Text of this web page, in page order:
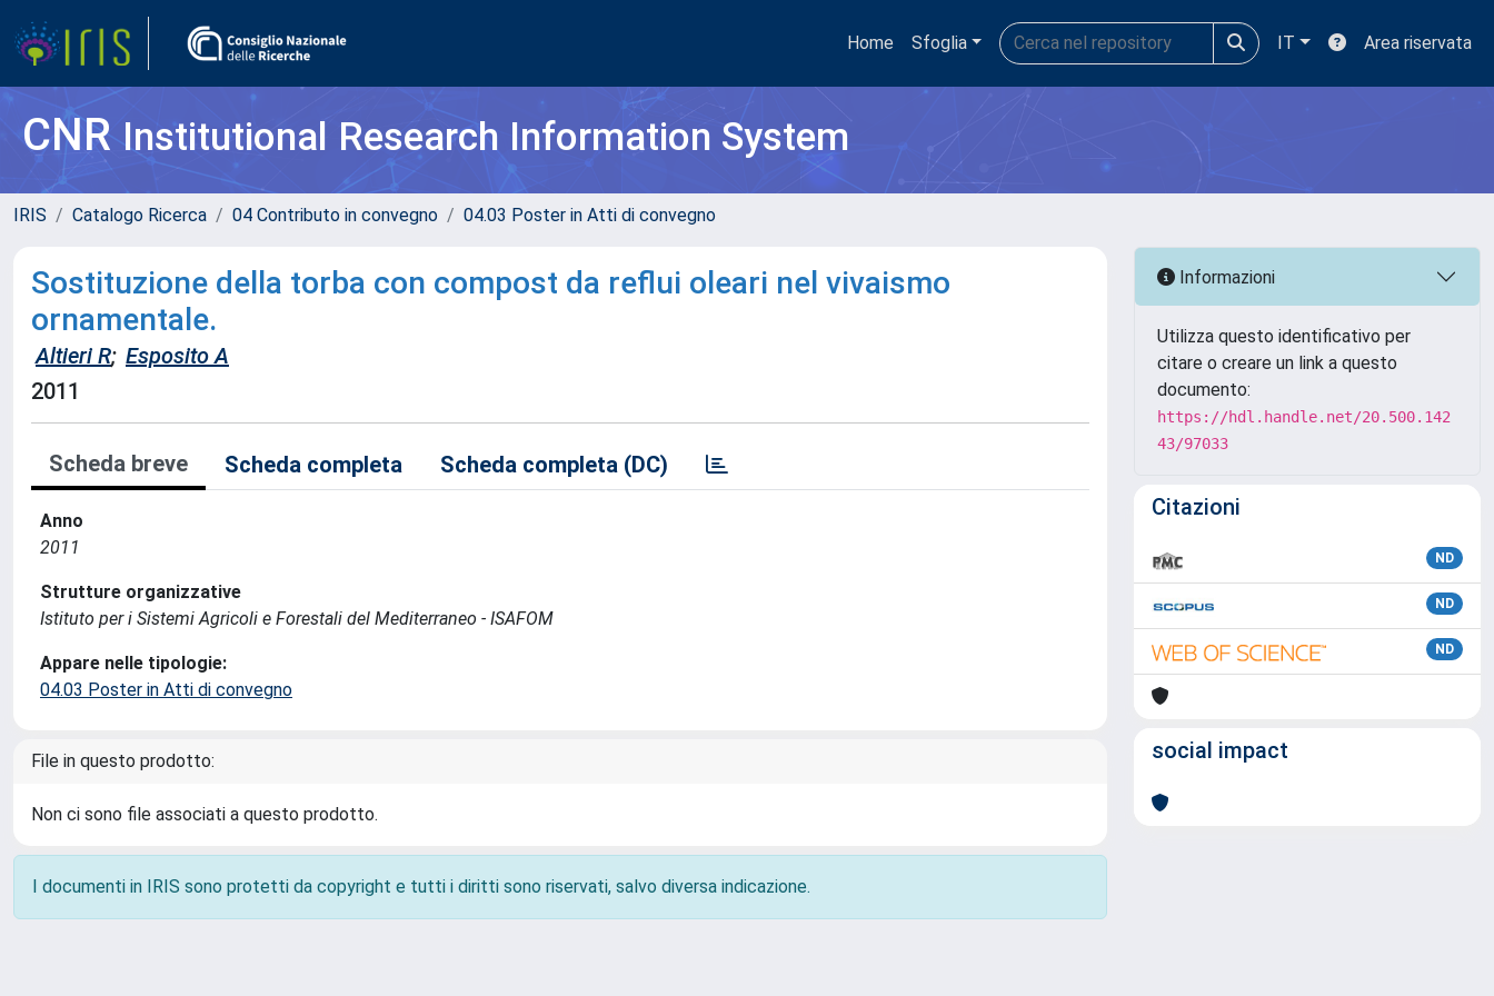
Home Sfoglia IT Area riservata
CNRInstitutional Research Information System
IRIS Catalogo Ricerca 04 Contributo in convegno 04.03 Poster in Atti di convegno
Sostituzione della torba con compost da reflui oleari nel vivaismo
ornamentale.
Altieri R; Esposito A
2011
Scheda breve Scheda completa Scheda completa (DC)
Anno
2011
Strutture organizzative
Istituto per i Sistemi Agricoli e Forestali del Mediterraneo - ISAFOM
Appare nelle tipologie:
04.03 Poster in Atti di convegno
File in questo prodotto:
Non ci sono file associati a questo prodotto.
I documenti in IRIS sono protetti da copyright e tutti i diritti sono riservati, salvo diversa indicazione.
Informazioni
Utilizza questo identificativo per
citare o creare un link a questo
documento:
https://hdl.handle.net/20.500.142
43/97033
Citazioni
ND
ND
ND
social impact